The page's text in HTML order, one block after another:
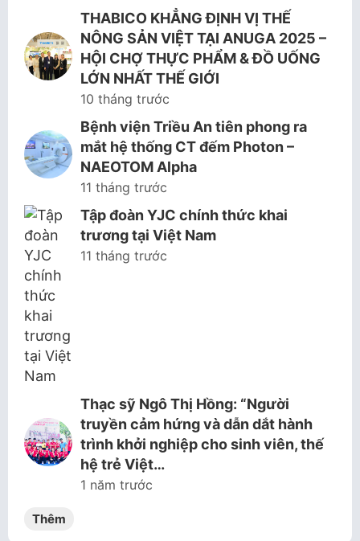
THABICO KHẲNG ĐỊNH VỊ THẾ
NÔNG SẢN VIỆT TẠI ANUGA 2025 –
HỘI CHỢ THỰC PHẨM & ĐỒ UỐNG
LỚN NHẤT THẾ GIỚI
10 tháng trước
Bệnh viện Triều An tiên phong ra
mắt hệ thống CT đếm Photon –
NAEOTOM Alpha
11 tháng trước
Tập đoàn YJC chính thức khai
trương tại Việt Nam
11 tháng trước
Thạc sỹ Ngô Thị Hồng: “Người
truyền cảm hứng và dẫn dắt hành
trình khởi nghiệp cho sinh viên, thế
hệ trẻ Việt…
1 năm trước
Thêm